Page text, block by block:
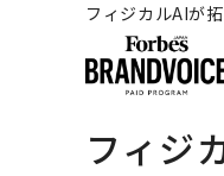
フィジカルAIが
フィジ